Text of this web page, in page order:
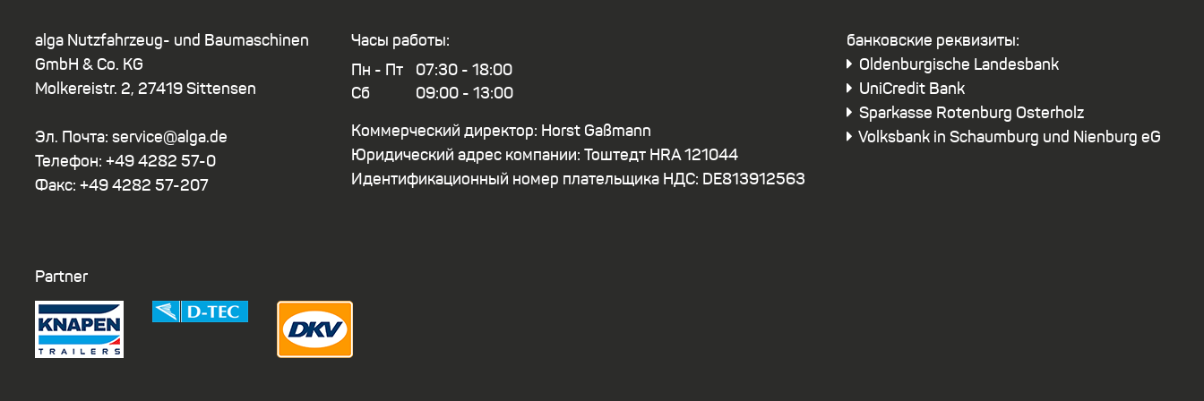
alga Nutzfahrzeug- und Baumaschinen
GmbH & Co. KG
Molkereistr. 2, 27419 Sittensen
Эл. Почта: service@alga.de
Телефон: +49 4282 57-0
Факс: +49 4282 57-207
Часы работы:
Пн - Пт
Сб
07:30 - 18:00
09:00 - 13:00
Коммерческий директор: Horst Gaßmann
Юридический адрес компании: Тоштедт HRA 121044
Идентификационный номер плательщика НДС: DE813912563
бaнковские реквизиты:
Oldenburgische Landesbank
UniCredit Bank
Sparkasse Rotenburg Osterholz
Volksbank in Schaumburg und Nienburg eG
Partner